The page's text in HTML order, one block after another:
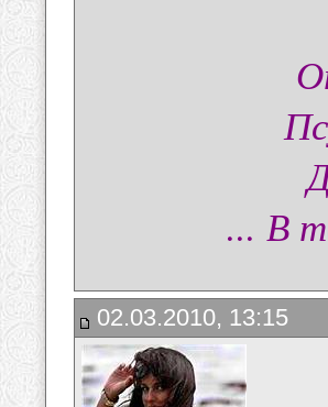
... В
02.03.2010, 13:15